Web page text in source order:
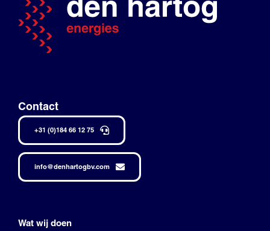
Contact
+31 (0)184 66 12 75
info@denhartogbv.com
Wat wij doen